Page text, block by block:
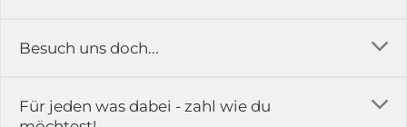
Impressum
Rückgabe & Reklamation
Erfahrungsberichte & Bewertungen
Kontakt
Besuch uns doch...
in der Ausstellung...
Für jeden was dabei - zahl wie du